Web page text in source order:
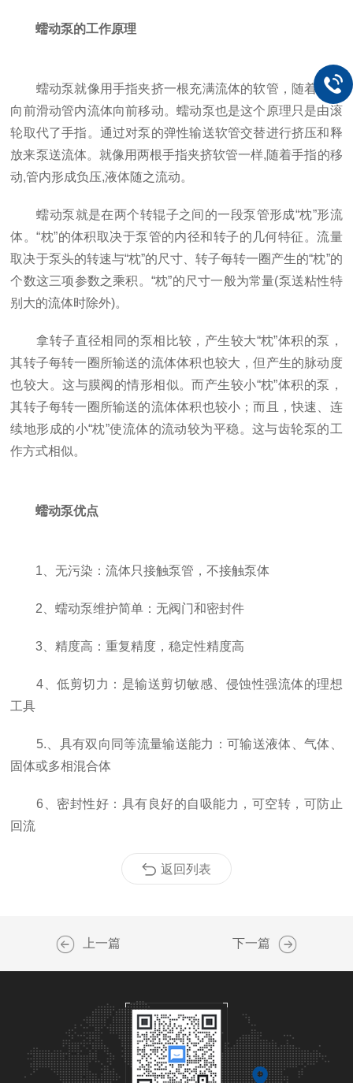
蠕动泵的工作原理
蠕动泵就像用手指夹挤一根充满流体的软管，随着手指
向前滑动管内流体向前移动。蠕动泵也是这个原理只是由滚
轮取代了手指。通过对泵的弹性输送软管交替进行挤压和释
放来泵送流体。就像用两根手指夹挤软管一样,随着手指的移
动,管内形成负压,液体随之流动。
蠕动泵就是在两个转辊子之间的一段泵管形成“枕”形流
体。“枕”的体积取决于泵管的内径和转子的几何特征。流量
取决于泵头的转速与“枕”的尺寸、转子每转一圈产生的“枕”的
个数这三项参数之乘积。“枕”的尺寸一般为常量(泵送粘性特
别大的流体时除外)。
拿转子直径相同的泵相比较，产生较大“枕”体积的泵，
其转子每转一圈所输送的流体体积也较大，但产生的脉动度
也较大。这与膜阀的情形相似。而产生较小“枕”体积的泵，
其转子每转一圈所输送的流体体积也较小；而且，快速、连
续地形成的小“枕”使流体的流动较为平稳。这与齿轮泵的工
作方式相似。
蠕动泵优点
1、无污染：流体只接触泵管，不接触泵体
2、蠕动泵维护简单：无阀门和密封件
3、精度高：重复精度，稳定性精度高
4、低剪切力：是输送剪切敏感、侵蚀性强流体的理想
工具
5.、具有双向同等流量输送能力：可输送液体、气体、
固体或多相混合体
6、密封性好：具有良好的自吸能力，可空转，可防止
回流
返回列表
上一篇 下一篇